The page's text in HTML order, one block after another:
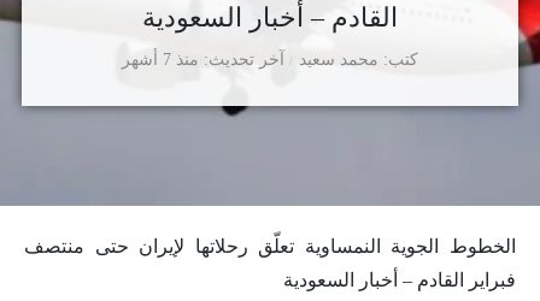
القادم – أخبار السعودية
كتب محمد سعيد آخر تحديث منذ 7 أشهر
الخطوط الجوية النمساوية تعلّق رحلاتها لإيران حتى منتصف
فبراير القادم – أخبار السعودية